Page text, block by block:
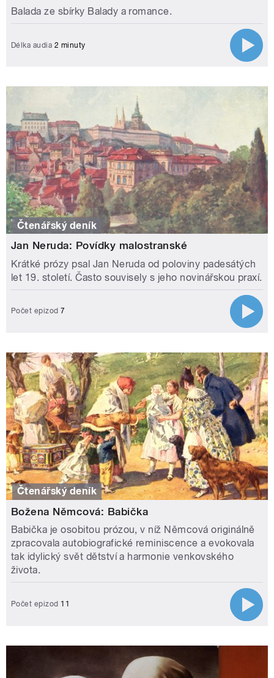
Balada ze sbírky Balady a romance.
Délka audia 2 minuty
Čtenářský deník
Jan Neruda: Povídky malostranské
Krátké prózy psal Jan Neruda od poloviny padesátých
let 19. století. Často souvisely s jeho novinářskou praxí.
Počet epizod 7
Čtenářský deník
Božena Němcová: Babička
Babička je osobitou prózou, v níž Němcová originálně
zpracovala autobiografické reminiscence a evokovala
tak idylický svět dětství a harmonie venkovského
života.
Počet epizod 11